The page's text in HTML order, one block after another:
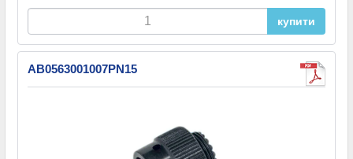
купити
AB0563001007PN15